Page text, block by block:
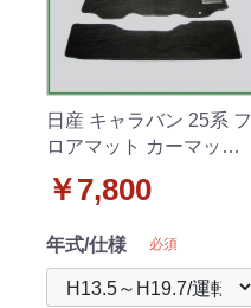
日産 キャラバン 25系 フ
ロアマット カーマット 2
列セット 織柄黒 社外新
品
￥7,800
年式/仕様 必須